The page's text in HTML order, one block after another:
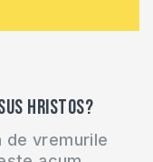
Hristos?
de vremurile